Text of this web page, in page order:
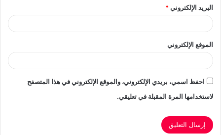
البريد الإلكتروني*
الموقع الإلكتروني
احفظ اسمي، بريدي الإلكتروني، والموقع الإلكتروني في هذا المتصفح
لاستخدامها المرة المقبلة في تعليقي.